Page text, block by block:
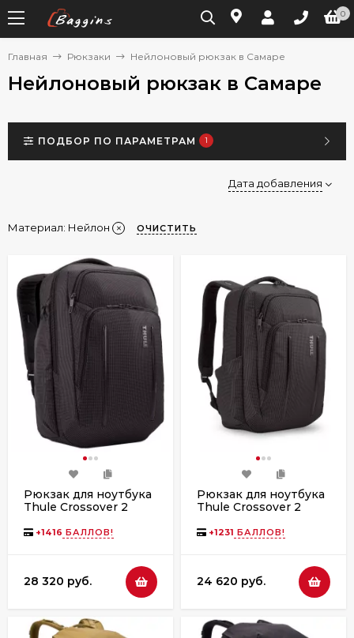
0
Главная Рюкзаки Нейлоновый рюкзак в Самаре
Нейлоновый рюкзак в Самаре
ПОДБОР ПО ПАРАМЕТРАМ 1
Дата добавления
Материал: Нейлон ОЧИСТИТЬ
Рюкзак для ноутбука
Thule Crossover 2
+1416 БАЛЛОВ!
28 320 руб.
Рюкзак для ноутбука
Thule Crossover 2
+1231 БАЛЛОВ!
24 620 руб.